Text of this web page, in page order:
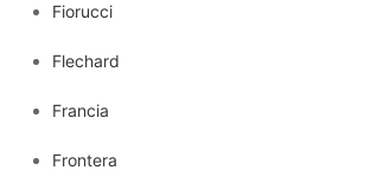
Fiorucci
Flechard
Francia
Frontera